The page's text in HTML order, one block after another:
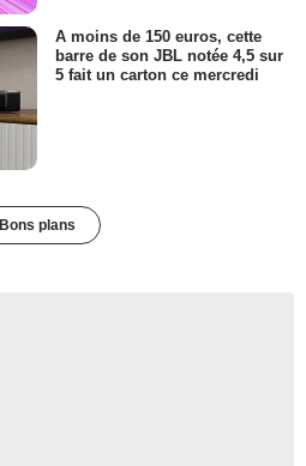
A moins de 150 euros, cette
barre de son JBL notée 4,5 sur
5 fait un carton ce mercredi
Bons plans